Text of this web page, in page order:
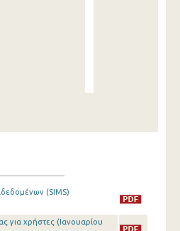
(SIMS)
για χρήστες (Ιανουαρίου